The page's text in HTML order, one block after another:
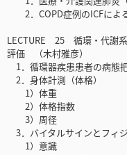
2．COPD症例のICFによ
LECTURE 25 循環・代謝系
評価 （木村雅彦）
1．循環器疾患患者の病態
2．身体計測（体格）
1）体重
2）体格指数
3）周径
3．バイタルサインとフィ
1）意識